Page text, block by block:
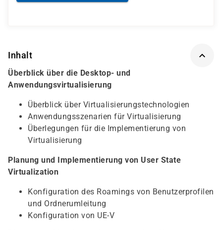
Inhalt
Überblick über die Desktop- und
Anwendungsvirtualisierung
Überblick über Virtualisierungstechnologien
Anwendungsszenarien für Virtualisierung
Überlegungen für die Implementierung von
Virtualisierung
Planung und Implementierung von User State
Virtualization
Konfiguration des Roamings von Benutzerprofilen
und Ordnerumleitung
Konfiguration von UE-V